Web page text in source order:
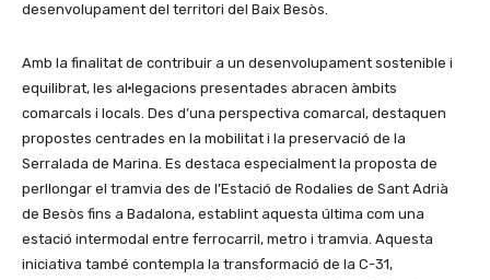
desenvolupament del territori del Baix Besòs.
Amb la finalitat de contribuir a un desenvolupament sostenible i
equilibrat, les al·legacions presentades abracen àmbits
comarcals i locals. Des d’una perspectiva comarcal, destaquen
propostes centrades en la mobilitat i la preservació de la
Serralada de Marina. Es destaca especialment la proposta de
perllongar el tramvia des de l’Estació de Rodalies de Sant Adrià
de Besòs fins a Badalona, establint aquesta última com una
estació intermodal entre ferrocarril, metro i tramvia. Aquesta
iniciativa també contempla la transformació de la C-31,